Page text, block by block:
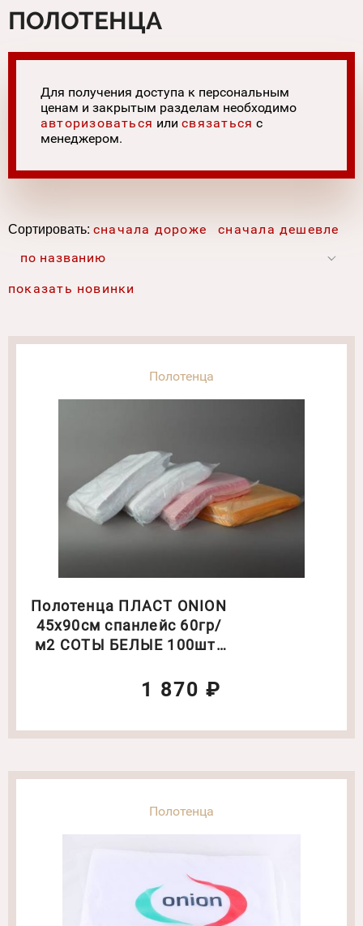
ПОЛОТЕНЦА
Для получения доступа к персональным
ценам и закрытым разделам необходимо
авторизоваться илисвязаться с
менеджером.
Сортировать: сначала дороже
сначала дешевле
по названию
показать новинки
Полотенца
Полотенца ПЛАСТ ONION
45х90см спанлейс 60гр/
м2 СОТЫ БЕЛЫЕ 100шт/
1 870 ₽
Полотенца